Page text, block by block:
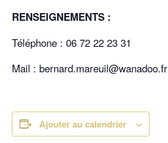
RENSEIGNEMENTS :
Téléphone : 06 72 22 23 31
Mail : bernard.mareuil@wanadoo.fr
Ajouter au calendrier